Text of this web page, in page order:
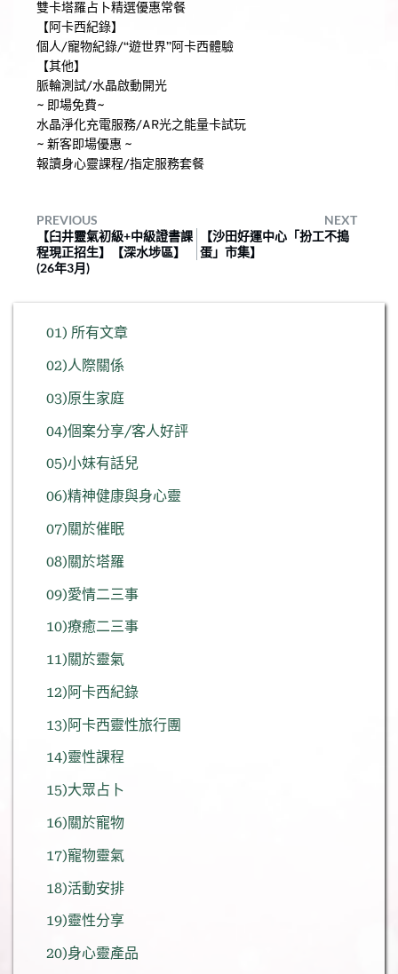
雙卡塔羅占卜精選優惠常餐
【阿卡西紀錄】
個人/寵物紀錄/“遊世界”阿卡西體驗
【其他】
脈輪測試/水晶啟動開光
~ 即場免費~
水晶淨化充電服務/AR光之能量卡試玩
~ 新客即場優惠 ~
報讀身心靈課程/指定服務套餐
PREVIOUS
NEXT
【臼井靈氣初級+中級證書課
程現正招生】【深水埗區】
(26年3月)
【沙田好運中心「扮工不搗
蛋」市集】
01) 所有文章
02)人際關係
03)原生家庭
04)個案分享/客人好評
05)小妹有話兒
06)精神健康與身心靈
07)關於催眠
08)關於塔羅
09)愛情二三事
10)療癒二三事
11)關於靈氣
12)阿卡西紀錄
13)阿卡西靈性旅行團
14)靈性課程
15)大眾占卜
16)關於寵物
17)寵物靈氣
18)活動安排
19)靈性分享
20)身心靈產品